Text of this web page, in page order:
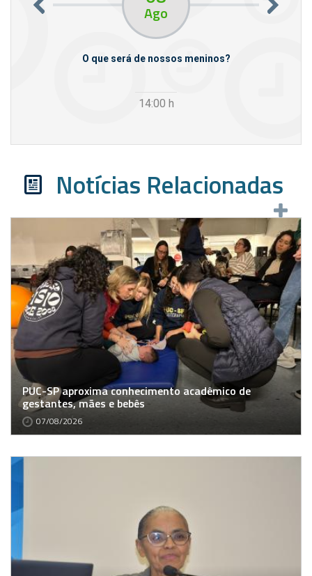
Ago
O que será de nossos meninos?
14:00 h
Notícias Relacionadas
PUC-SP aproxima conhecimento acadêmico de
gestantes, mães e bebês
07/08/2026